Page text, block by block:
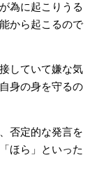
為に起こりうる
から起こるので
していて嫌な気
身の身を守るの
否定的な発言を
ほら」といった